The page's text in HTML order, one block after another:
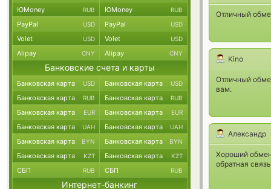
Отличный
Kino
Отличный
вам.
Александр
Хороший
обратная
ЮMoney RUB ЮMoney RUB
PayPal USD PayPal USD
Volet USD Volet USD
Alipay CNY Alipay CNY
Банковские счета и карты
Банковская карта USD Банковская карта USD
Банковская карта RUB Банковская карта RUB
Банковская карта EUR Банковская карта EUR
Банковская карта UAH Банковская карта UAH
Банковская карта BYN Банковская карта BYN
Банковская карта KZT Банковская карта KZT
СБП RUB СБП RUB
Интернет-банкинг